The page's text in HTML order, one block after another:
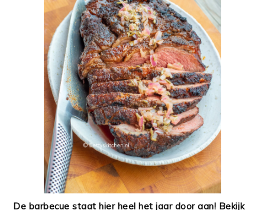
De barbecue staat hier heel het jaar door aan! Bekijk